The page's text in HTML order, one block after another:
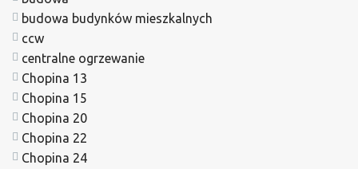
budowa budynków mieszkalnych
ccw
centralne ogrzewanie
Chopina 13
Chopina 15
Chopina 20
Chopina 22
Chopina 24